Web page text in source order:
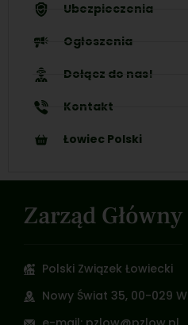
Ubezpieczenia
Ogłoszenia
Dołącz do nas!
Kontakt
Łowiec Polski
Zarząd Główny
Polski Związek Łowiecki
Nowy Świat 35, 00-029